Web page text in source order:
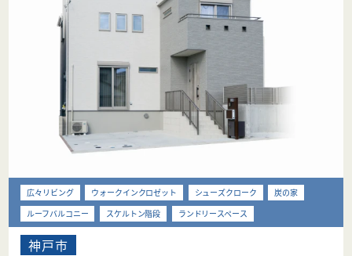
広々リビング ウォークインクロゼット シューズクローク
炭の家
ルーフバルコニー
スケルトン階段 ランドリースペース
神戸市